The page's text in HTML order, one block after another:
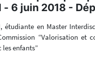
- 6 juin 2018 -
, étudiante en Master
“Valorisation et
enfants”